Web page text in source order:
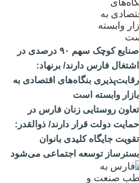
صنایع کوچک سهم ۹۰ درصدی در
اشتغال فارس دارند/ برنهاد:
رقابت‌پذیری بنگاه‌های اقتصادی به
بازار وابسته است
تعاون روستایی زنان فارس در
حمایت دولت قرار دارند/ ذوالقدر:
تقویت جایگاه کلیدی بانوان
بسترساز توسعه اجتماعی می‌شود